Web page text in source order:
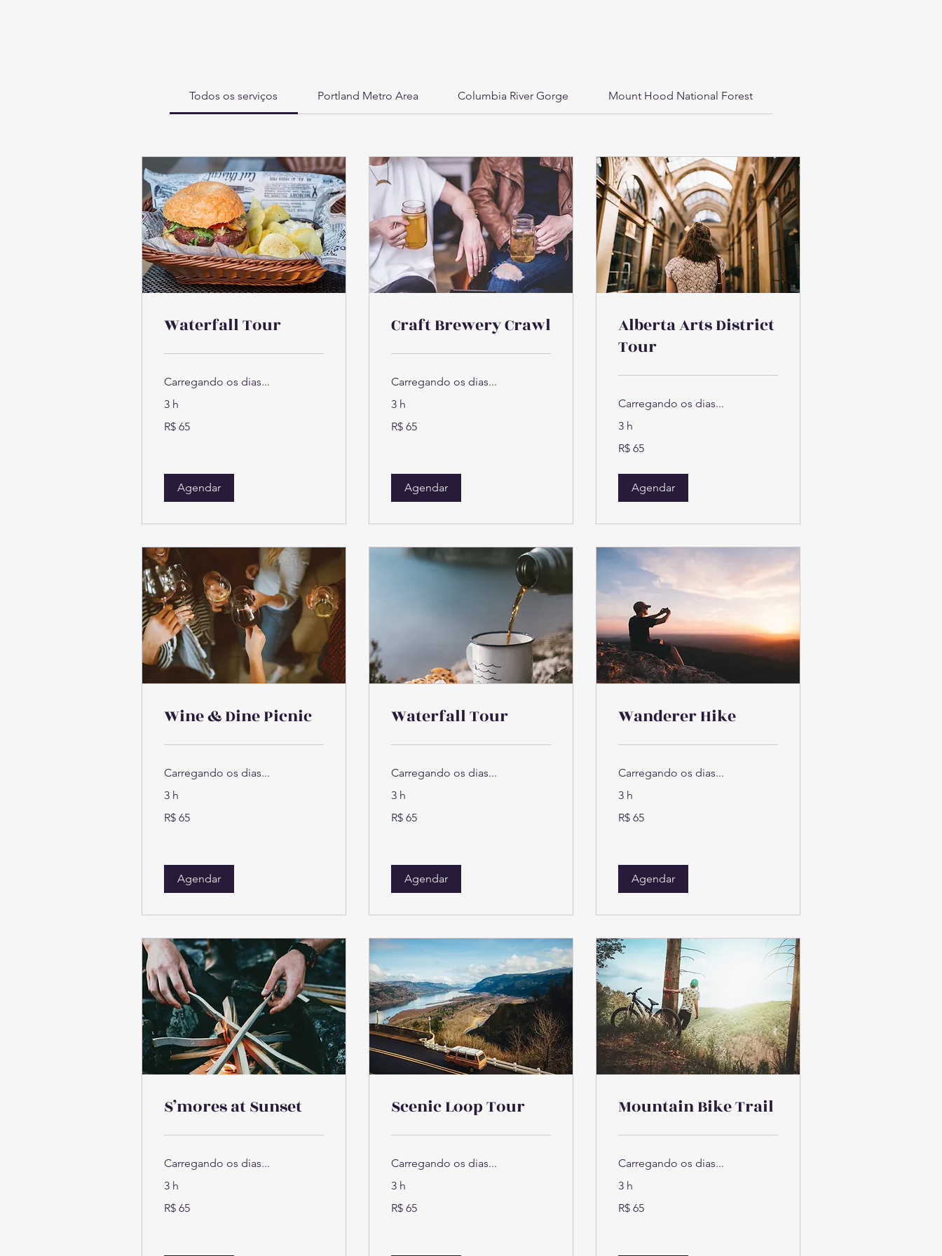
Todos os serviços Portland Metro Area Columbia River Gorge Mount Hood National Forest
Waterfall Tour
Carregando os dias...
3 h
Reais
R$ 65
Agendar
Craft Brewery Crawl
Carregando os dias...
3 h
Reais
R$ 65
Agendar
Alberta Arts District
Tour
Carregando os dias...
3 h
Reais
R$ 65
Agendar
Wine & Dine Picnic
Carregando os dias...
3 h
Reais
R$ 65
Agendar
Waterfall Tour
Carregando os dias...
3 h
Reais
R$ 65
Agendar
Wanderer Hike
Carregando os dias...
3 h
Reais
R$ 65
Agendar
S’mores at Sunset
Carregando os dias...
3 h
Reais
R$ 65
Scenic Loop Tour
Carregando os dias...
3 h
Reais
R$ 65
Mountain Bike Trail
Carregando os dias...
3 h
Reais
R$ 65